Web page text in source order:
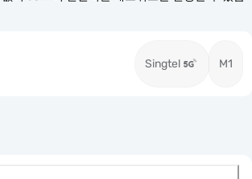
Singtel M1